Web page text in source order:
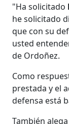
"Ha solicitado
he solicitado
que con su
usted
de Ordoñez.
Como
prestada y el
defensa está
También